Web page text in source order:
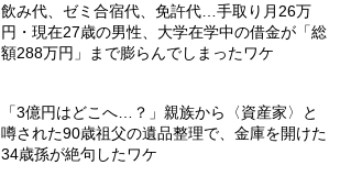
飲み代、ゼミ合宿代、免許代…手取り月26万
円・現在27歳の男性、大学在学中の借金が「総
額288万円」まで膨らんでしまったワケ
「3億円はどこへ…？」親族から〈資産家〉と
噂された90歳祖父の遺品整理で、金庫を開けた
34歳孫が絶句したワケ